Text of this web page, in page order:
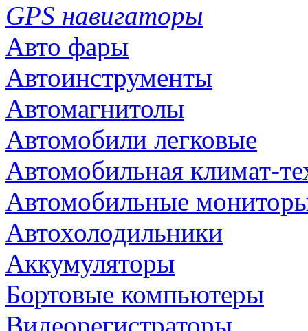
GPS навигаторы
Авто фары
Автоинструменты
Автомагнитолы
Автомобили легковые
Автомобильная климат-
Автомобильные
Автохолодильники
Аккумуляторы
Бортовые компьютеры